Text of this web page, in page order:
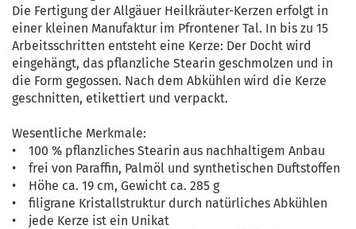
Die Fertigung der Allgäuer Heilkräuter-Kerzen erfolgt in
einer kleinen Manufaktur im Pfrontener Tal. In bis zu 15
Arbeitsschritten entsteht eine Kerze: Der Docht wird
eingehängt, das pflanzliche Stearin geschmolzen und in
die Form gegossen. Nach dem Abkühlen wird die Kerze
geschnitten, etikettiert und verpackt.
Wesentliche Merkmale:
• 100 % pflanzliches Stearin aus nachhaltigem Anbau
• frei von Paraffin, Palmöl und synthetischen Duftstoffen
• Höhe ca. 19 cm, Gewicht ca. 285 g
• filigrane Kristallstruktur durch natürliches Abkühlen
• jede Kerze ist ein Unikat